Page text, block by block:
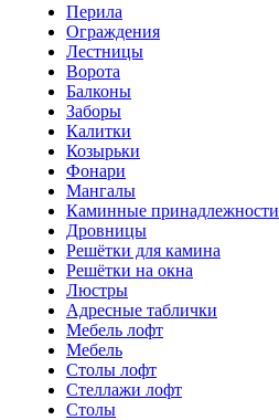
Перила
Ограждения
Лестницы
Ворота
Балконы
Заборы
Калитки
Козырьки
Фонари
Мангалы
Каминные принадлежности
Дровницы
Решётки для камина
Решётки на окна
Люстры
Адресные таблички
Мебель лофт
Мебель
Столы лофт
Стеллажи лофт
Cтолы